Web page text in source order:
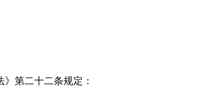
》第二十二条规定：